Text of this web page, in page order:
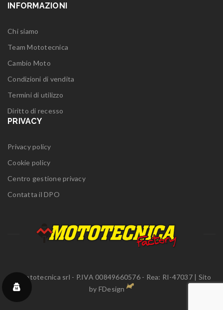
INFORMAZIONI
Chi siamo
Team Mototecnica
Cambio Moto
Condizioni di vendita
Termini di utilizzo
Diritto di recesso
PRIVACY
Privacy policy
Cookie policy
Centro gestione privacy
Contatta il DPO
© Mototecnica srl - P.IVA 00849660576 - Rea: RI-47037 | Sito
by FDesign